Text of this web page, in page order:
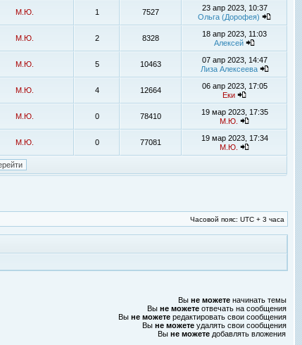
М.Ю. 1 7527
23 апр 2023, 10:37
Ольга (Дорофея)
М.Ю. 2 8328
18 апр 2023, 11:03
Алексей
М.Ю. 5 10463
07 апр 2023, 14:47
Лиза Алексеева
М.Ю. 4 12664
06 апр 2023, 17:05
Еки
М.Ю. 0 78410
19 мар 2023, 17:35
М.Ю.
М.Ю. 0 77081
19 мар 2023, 17:34
М.Ю.
Часовой пояс: UTC + 3 часа
Вы не можете начинать темы
Вы не можете отвечать на сообщения
Вы не можете редактировать свои сообщения
Вы не можете удалять свои сообщения
Вы не можете добавлять вложения